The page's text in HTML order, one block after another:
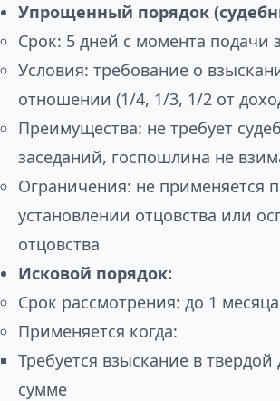
Упрощенный порядок
Срок: 5 дней с момента подачи
Условия: требование о
отношении (1/4, 1/3, 1/2 от
Преимущества: не требует
заседаний, госпошлина не
Ограничения: не применяется
установлении отцовства или
отцовства
Исковой порядок:
Срок рассмотрения: до 1 месяца
Применяется когда:
Требуется взыскание в
сумме